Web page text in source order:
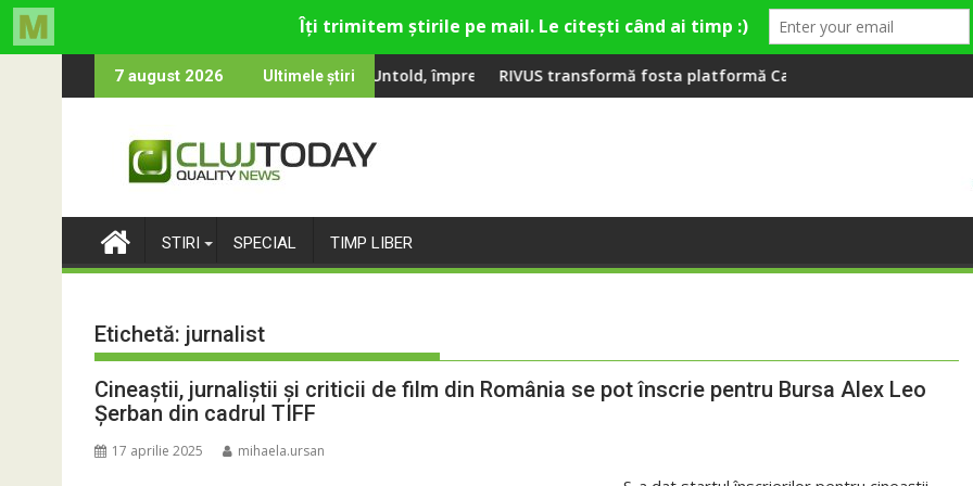
to
7 august 2026 Ultimele știri
Smiley și Theo Rose și comercianți români parteneri, în premieră la Fashion Village
000 de oameni au cântat, la Untold, împreună cu StingRIVUS transformă fosta platformă Carbochim într-un nou centru cultural și de
Când luna devine o
STIRI SPECIAL TIMP LIBER
Etichetă: jurnalist
Cineaștii, jurnaliștii și criticii de film din România se pot înscrie pentru Bursa Alex Leo
Șerban din cadrul TIFF
17 aprilie 2025 mihaela.ursan